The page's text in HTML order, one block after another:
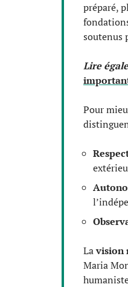
préparé,
soutenus
Lire
Pour
Lavision
Maria